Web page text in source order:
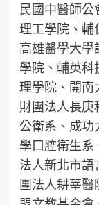
民國中醫師
理工學院、輔
高雄醫學大學
學院、輔英科
理學院、開南
財團法人長庚
公衛系、成功
學口腔衛生系
法人新北市語
團法人耕莘